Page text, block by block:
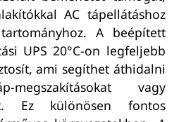
AC tápellátáshoz
A beépített
UPS 20°C-on legfeljebb
ami segíthet áthidalni
megszakításokat vagy
Ez különösen fontos